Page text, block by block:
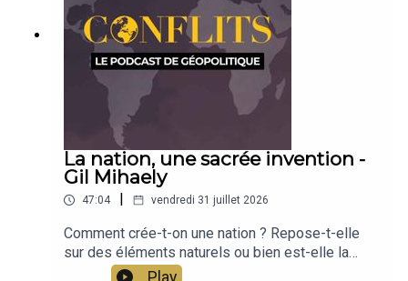
La nation, une sacrée invention -
Gil Mihaely
47:04 vendredi 31 juillet 2026
Comment crée-t-on une nation ? Repose-t-elle
sur des éléments naturels ou bien est-elle la
conséquence d'une invention et d'une